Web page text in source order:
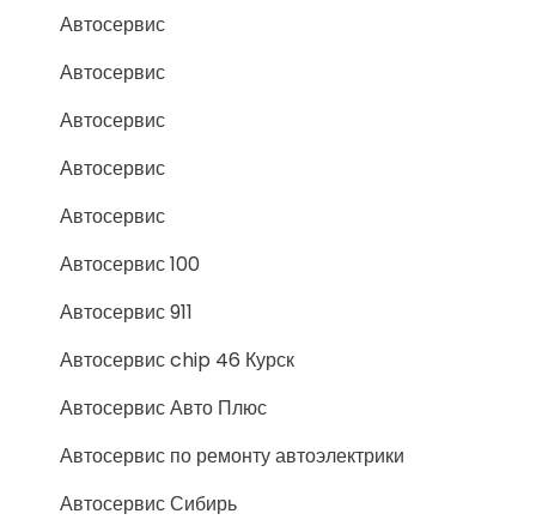
Автосервис
Автосервис
Автосервис
Автосервис
Автосервис
Автосервис 100
Автосервис 911
Автосервис chip 46 Курск
Автосервис Авто Плюс
Автосервис по ремонту автоэлектрики
Автосервис Сибирь